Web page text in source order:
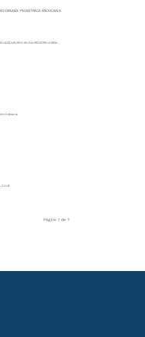
PEDIÁTRICA MEXICANA
NEUROCIRUGÍA PEDIÁTRICA MEXI...
Ordinaria
CLUB
Página 1 de 7